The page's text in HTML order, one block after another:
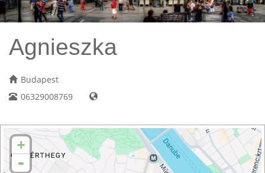
Agnieszka
Budapest
06329008769
+
-